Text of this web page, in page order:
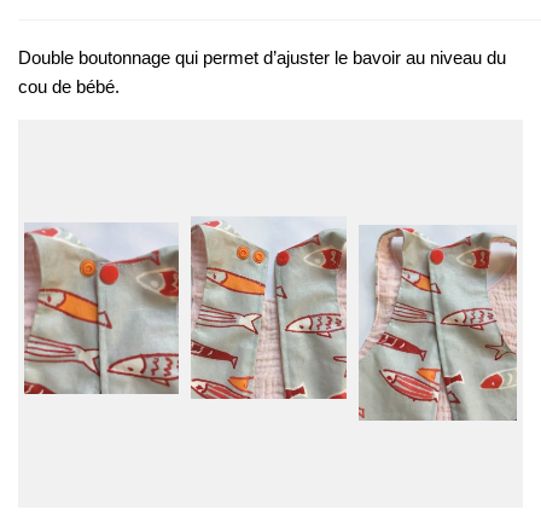
Double boutonnage qui permet d’ajuster le bavoir au niveau du
cou de bébé.